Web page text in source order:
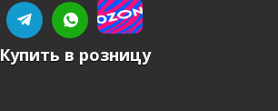
Купить в розницу